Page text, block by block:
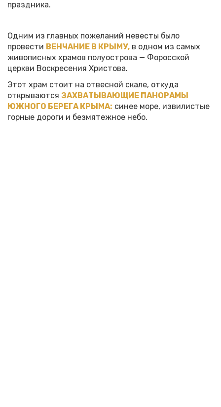
праздника.
Одним из главных пожеланий невесты было
провести ВЕНЧАНИЕ В КРЫМУ, в одном из самых
живописных храмов полуострова — Форосской
церкви Воскресения Христова.
Этот храм стоит на отвесной скале, откуда
открываются ЗАХВАТЫВАЮЩИЕ ПАНОРАМЫ
ЮЖНОГО БЕРЕГА КРЫМА: синее море, извилистые
горные дороги и безмятежное небо.